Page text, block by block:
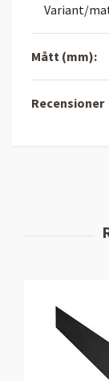
Variant/
Mått (mm):
Recensioner